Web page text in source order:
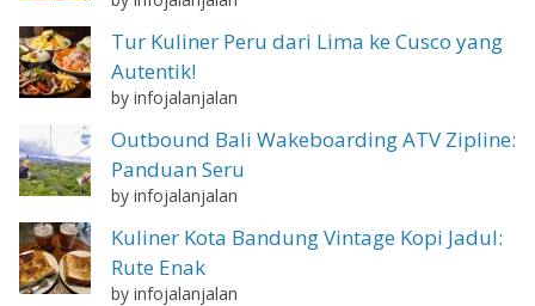
Tur Kuliner Peru dari Lima ke Cusco yang
Autentik!
by infojalanjalan
Outbound Bali Wakeboarding ATV Zipline:
Panduan Seru
by infojalanjalan
Kuliner Kota Bandung Vintage Kopi Jadul:
Rute Enak
by infojalanjalan